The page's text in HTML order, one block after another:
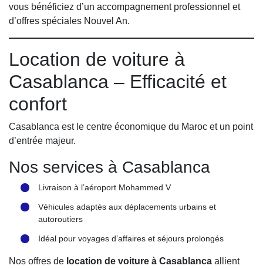
vous bénéficiez d’un accompagnement professionnel et
d’offres spéciales Nouvel An.
Location de voiture à
Casablanca – Efficacité et
confort
Casablanca est le centre économique du Maroc et un point
d’entrée majeur.
Nos services à Casablanca
Livraison à l’aéroport Mohammed V
Véhicules adaptés aux déplacements urbains et
autoroutiers
Idéal pour voyages d’affaires et séjours prolongés
Nos offres de location de voiture à Casablanca allient